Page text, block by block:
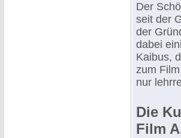
Der
seit der
der
dabei
Kaibus,
zum
nur
Die
Film